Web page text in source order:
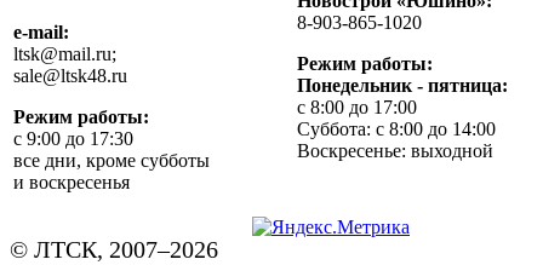
e-mail:
ltsk@mail.ru;
sale@ltsk48.ru
Режим работы:
с 9:00 до 17:30
все дни, кроме субботы
и воскресенья
8-903-865-1020
Режим работы:
Понедельник - пятница:
с 8:00 до 17:00
Суббота: с 8:00 до 14:00
Воскресенье: выходной
© ЛТСК, 2007–2026